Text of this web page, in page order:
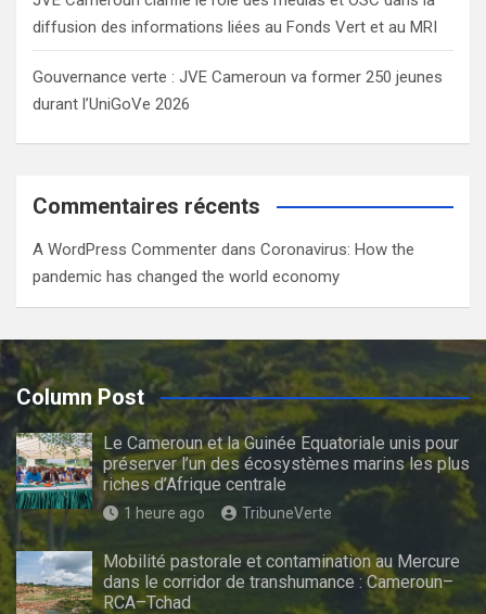
diffusion des informations liées au Fonds Vert et au MRI
Gouvernance verte : JVE Cameroun va former 250 jeunes
durant l’UniGoVe 2026
Commentaires récents
A WordPress Commenter dans Coronavirus: How the
pandemic has changed the world economy
Column Post
Le Cameroun et la Guinée Equatoriale unis pour
préserver l’un des écosystèmes marins les plus
riches d’Afrique centrale
1 heure ago TribuneVerte
Mobilité pastorale et contamination au Mercure
dans le corridor de transhumance : Cameroun–
RCA–Tchad